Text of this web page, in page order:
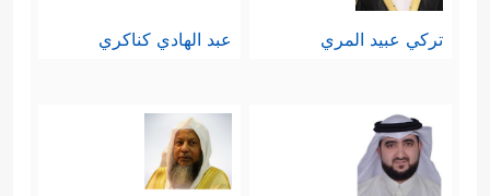
البِدائيَّة.
تركي عبيد المري عبد الهادي كناكري